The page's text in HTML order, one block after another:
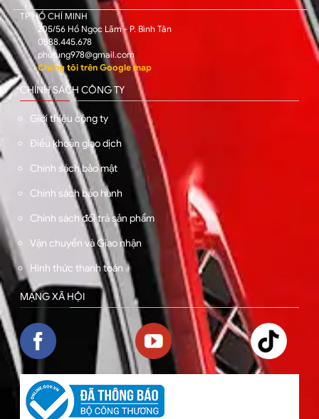
TP HỒ CHÍ MINH
205/56 Hồ Ngọc Lãm - P. Bình Tân
0588.445.678
phutung978@gmail.com
Chúng tôi trên Google map
CHÍNH SÁCH CÔNG TY
Giới thiệu công ty
Điều khoản giao dịch
Chính sách bảo mật
Chính sách bảo hành
Chính sách đổi trả sản phẩm
Vận chuyển và Giao nhận
Hình thức thanh toán
MẠNG XÃ HỘI